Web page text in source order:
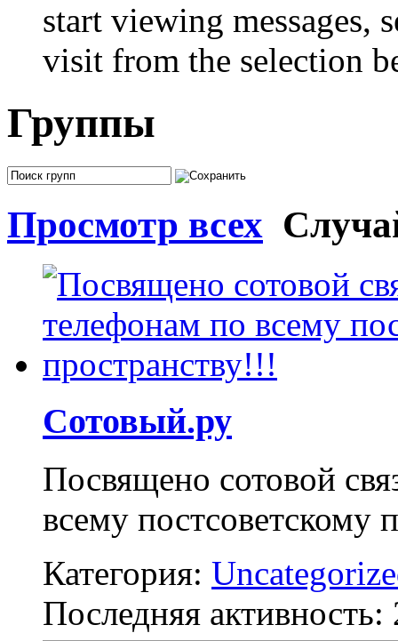
start viewing messages,
visit from the selection
Группы
Просмотр всех
Сотовый.ру
Посвящено сотовой
всему постсоветскому
Категория:
Последняя